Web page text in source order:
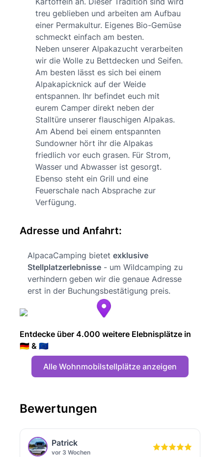
treu geblieben und arbeiten am Aufbau
einer Permakultur. Eigenes Bio-Gemüse
schmeckt einfach am besten.
Neben unserer Alpakazucht verarbeiten
wir die Wolle zu Bettdecken und Seifen.
Am besten lässt es sich bei einem
Alpakapicknick auf der Weide
entspannen. Ihr befindet euch mit
eurem Camper direkt neben der
Stalltüre unserer flauschigen Alpakas.
Am Abend bei einem entspannten
Sundowner hört ihr die Alpakas
friedlich vor euch grasen. Für Strom,
Wasser und Abwasser ist gesorgt.
Ebenso steht ein Grill und eine
Feuerschale nach Absprache zur
Verfügung.
Adresse und Anfahrt:
AlpacaCamping bietet exklusive
Stellplatzerlebnisse - um Wildcamping zu
verhindern geben wir die genaue Adresse
erst in der Buchungsbestätigung preis.
Entdecke über 4.000 weitere Elebnisplätze in
🇩🇪 & 🇪🇺
Alle Wohnmobilstellplätze anzeigen
Bewertungen
Patrick
vor 3 Wochen